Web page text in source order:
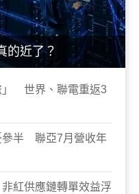
近了？
」 世界、聯電重返3
參半 聯亞7月營收年
紅供應鏈轉單效益浮